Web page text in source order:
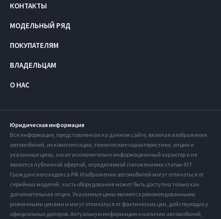
КОНТАКТЫ
МОДЕЛЬНЫЙ РЯД
ПОКУПАТЕЛЯМ
ВЛАДЕЛЬЦАМ
О НАС
Юридическая информация
Вся информация, представленная на данном сайте, включая изображения
автомобилей, их комплектации, технические характеристики, опции и
указанные цены, носит исключительно информационный характер и не
является публичной офертой, определяемой положениями статьи 437
Гражданского кодекса РФ. Изображения автомобилей могут отличаться от
серийных моделей, часть оборудования может быть доступна только как
дополнительная опция. Указанные цены являются рекомендованными
розничными ценами и могут отличаться от фактических цен, действующих у
официальных дилеров. Актуальную информацию о наличии автомобилей,